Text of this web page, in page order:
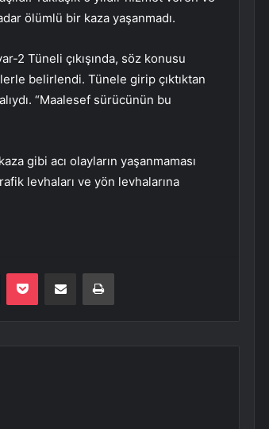
ölümlü bir kaza yaşanmadı.
2 Tüneli çıkışında, söz konusu
belirlendi. Tünele girip çıktıktan
“Maalesef sürücünün bu
gibi acı olayların yaşanmaması
levhaları ve yön levhalarına
Odnoklassniki
Pocket E-Posta ile paylaş Yazdır